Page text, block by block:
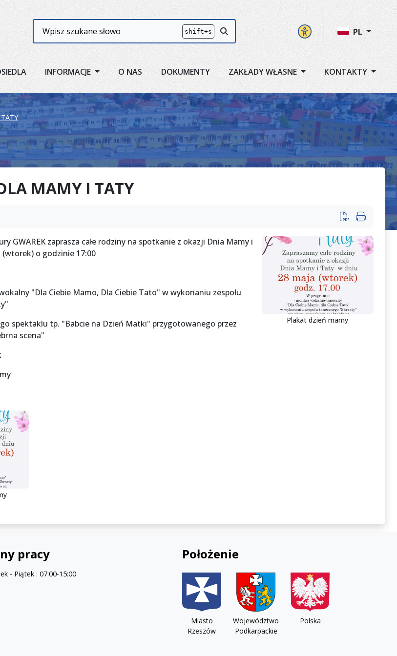
PL
Panel
Wyszukiwarka shift+s Przycisk szukaj
INFORMACJE O NAS DOKUMENTY ZAKŁADY WŁASNE KONTAKTY
MAMY I TATY
Plakat dzień mamy
GWAREK zaprasza całe rodziny na spotkanie z okazji Dnia Mamy i
o godzinie 17:00
"Dla Ciebie Mamo, Dla Ciebie Tato" w wykonaniu zespołu
spektaklu tp. "Babcie na Dzień Matki" przygotowanego przez
scena"
pracy
- Piątek : 07:00-15:00
Położenie
Miasto
Rzeszów
Województwo
Podkarpackie
Polska